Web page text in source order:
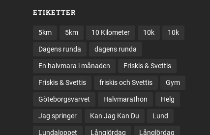
ETIKETTER
5km 5km 10 Kilometer 10k 10k
Dagens runda dagens runda
En halvmara i månaden Friskis & Svettis
Friskis & Svettis friskis och Svettis Gym
Göteborgsvarvet Halvmarathon Helg
Jag springer Kan Jag Kan Du Lund
Lundaloppet Långlördag Långlördag